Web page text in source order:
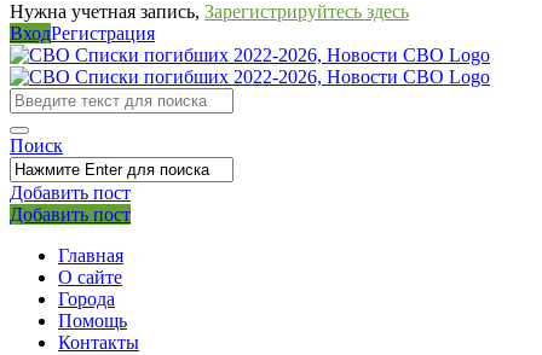
Нужна учетная запись, Зарегистрируйтесь здесь
ВходРегистрация
СВО
Списки
погибших
2022-
2026,
Новости
СВО
Поиск
Добавить пост
Мобильное
меню
Выйти
Добавить пост
Главная
О сайте
Города
Помощь
Контакты